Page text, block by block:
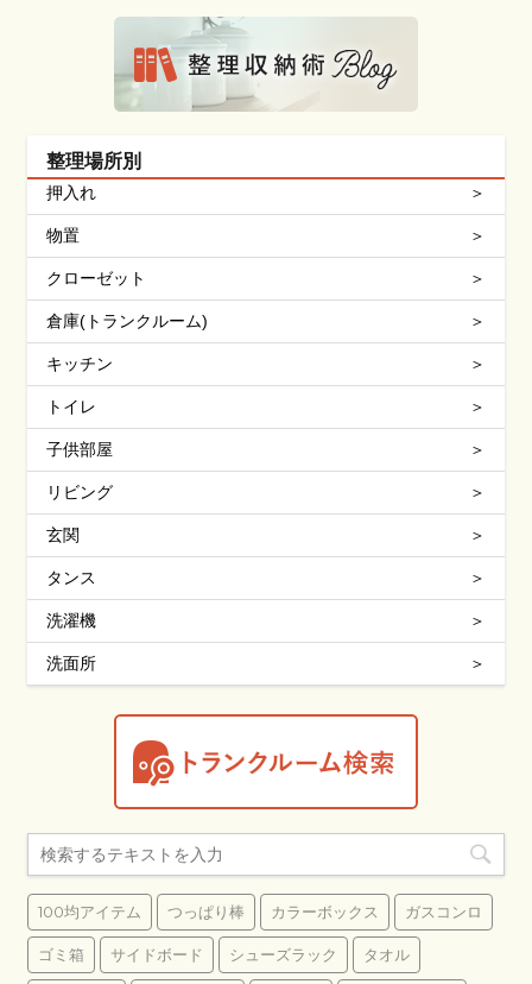
整理場所別
押入れ
物置
クローゼット
倉庫(トランクルーム)
キッチン
トイレ
子供部屋
リビング
玄関
タンス
洗濯機
洗面所
100均アイテム つっぱり棒 カラーボックス ガスコンロ
ゴミ箱 サイドボード シューズラック タオル